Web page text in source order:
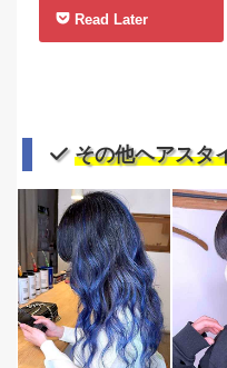
Read Later
その他ヘアスタ